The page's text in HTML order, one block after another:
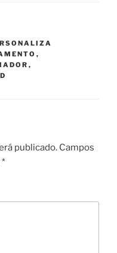
,
,
publicado. Campos
*